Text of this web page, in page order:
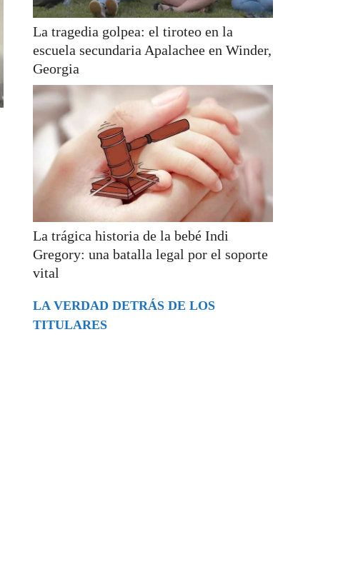
La tragedia golpea: el tiroteo en la
escuela secundaria Apalachee en Winder,
Georgia
La trágica historia de la bebé Indi
Gregory: una batalla legal por el soporte
vital
LA VERDAD DETRÁS DE LOS
TITULARES